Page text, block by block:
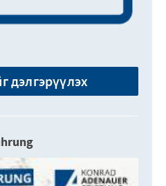
дэлгэрүүлэх